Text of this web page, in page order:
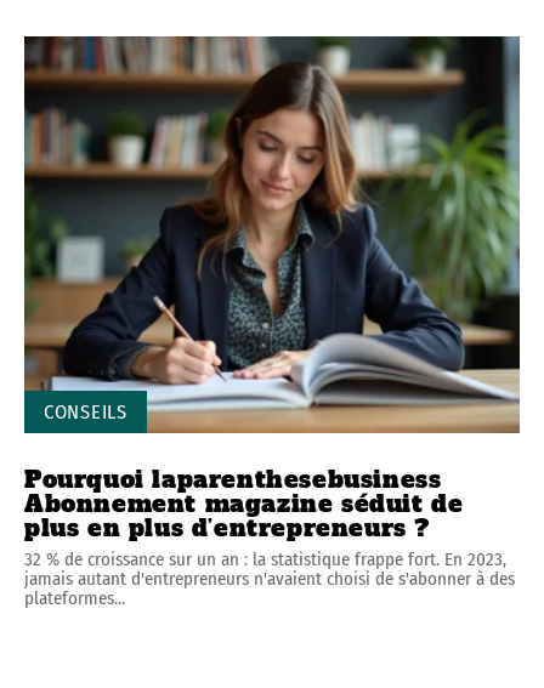
CONSEILS
Pourquoi laparenthesebusiness
Abonnement magazine séduit de
plus en plus d’entrepreneurs ?
32 % de croissance sur un an : la statistique frappe fort. En 2023,
jamais autant d'entrepreneurs n'avaient choisi de s'abonner à des
plateformes…